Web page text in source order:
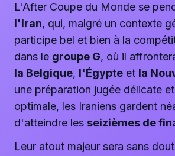
L'After Coupe du Monde se
l'Iran, qui, malgré un contexte
participe bel et bien à la
dans le groupe G, où il
la Belgique, l'Égypte et la
une préparation jugée délicate
optimale, les Iraniens gardent
d'atteindre les seizièmes de
Leur atout majeur sera sans